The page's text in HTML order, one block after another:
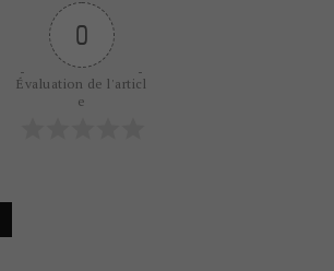
0
Évaluation de l'articl
e